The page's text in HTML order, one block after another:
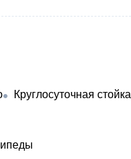
Круглосуточная стойка